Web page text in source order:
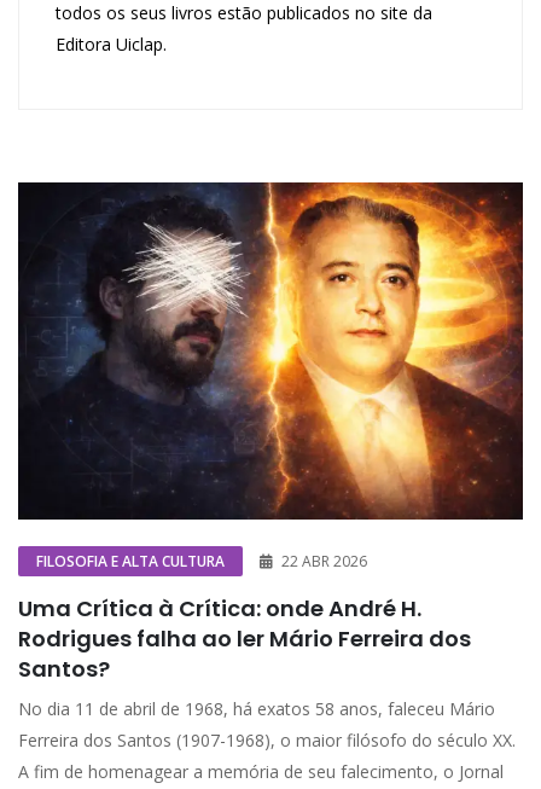
todos os seus livros estão publicados no site da
Editora Uiclap.
FILOSOFIA E ALTA CULTURA 22 ABR 2026
Uma Crítica à Crítica: onde André H.
Rodrigues falha ao ler Mário Ferreira dos
Santos?
No dia 11 de abril de 1968, há exatos 58 anos, faleceu Mário
Ferreira dos Santos (1907-1968), o maior filósofo do século XX.
A fim de homenagear a memória de seu falecimento, o Jornal